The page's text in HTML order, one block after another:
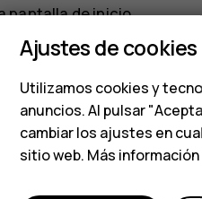
pantalla de inicio
Ajustes de cookies
Utilizamos cookies y
anuncios. Al pulsar
cambiar los ajustes en
sitio web. Más